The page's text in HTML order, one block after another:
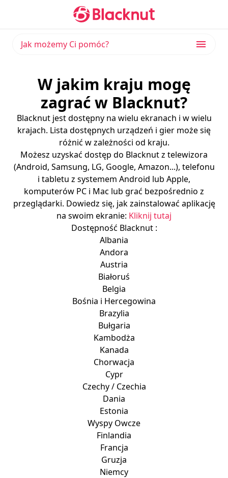
Jak możemy Ci pomóc?
W jakim kraju mogę
zagrać w Blacknut?
Blacknut jest dostępny na wielu ekranach i w wielu
krajach. Lista dostępnych urządzeń i gier może się
różnić w zależności od kraju.
Możesz uzyskać dostęp do Blacknut z telewizora
(Android, Samsung, LG, Google, Amazon...), telefonu
i tabletu z systemem Android lub Apple,
komputerów PC i Mac lub grać bezpośrednio z
przeglądarki. Dowiedz się, jak zainstalować aplikację
na swoim ekranie: Kliknij tutaj
Dostępność Blacknut :
Albania
Andora
Austria
Białoruś
Belgia
Bośnia i Hercegowina
Brazylia
Bułgaria
Kambodża
Kanada
Chorwacja
Cypr
Czechy / Czechia
Dania
Estonia
Wyspy Owcze
Finlandia
Francja
Gruzja
Niemcy